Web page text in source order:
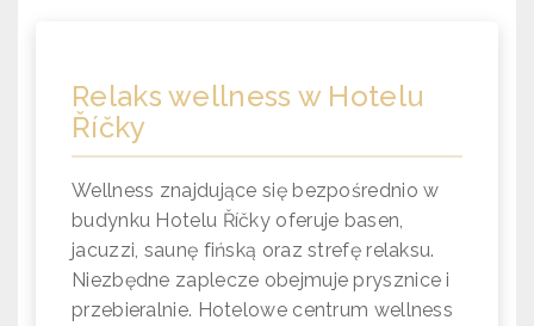
Relaks wellness w Hotelu
Říčky
Wellness znajdujące się bezpośrednio w
budynku Hotelu Říčky oferuje basen,
jacuzzi, saunę fińską oraz strefę relaksu.
Niezbędne zaplecze obejmuje prysznice i
przebieralnie. Hotelowe centrum wellness